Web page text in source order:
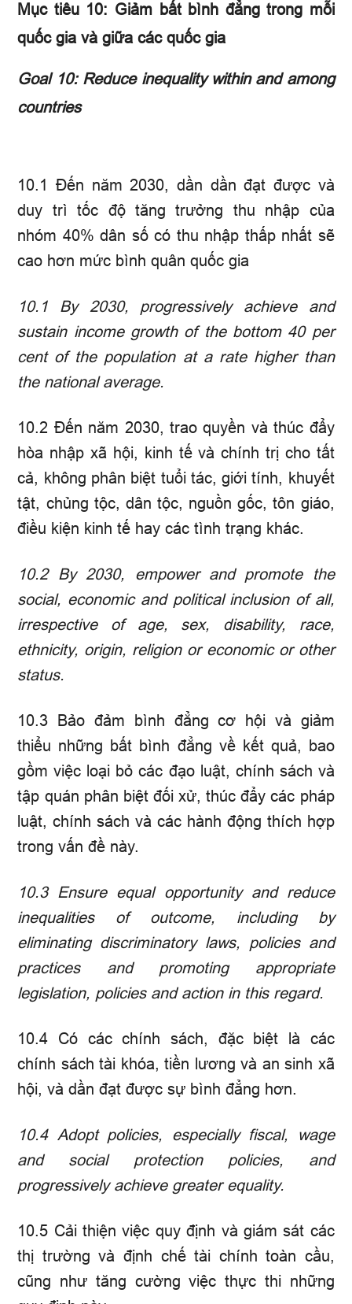
Mục tiêu 10: Giảm bất bình đẳng trong mỗi
quốc gia và giữa các quốc gia
Goal 10: Reduce inequality within and among
countries
10.1 Đến năm 2030, dần dần đạt được và
duy trì tốc độ tăng trưởng thu nhập của
nhóm 40% dân số có thu nhập thấp nhất sẽ
cao hơn mức bình quân quốc gia
10.1
By 2030, progressively achieve and
sustain income growth of the bottom 40 per
cent of the population at a rate higher than
the national average.
10.2 Đến năm 2030, trao quyền và thúc đẩy
hòa nhập xã hội, kinh tế và chính trị cho tất
cả, không phân biệt tuổi tác, giới tính, khuyết
tật, chủng tộc, dân tộc, nguồn gốc, tôn giáo,
điều kiện kinh tế hay các tình trạng khác.
10.2
By 2030, empower and promote the
social, economic and political inclusion of all,
irrespective of age, sex, disability, race,
ethnicity, origin, religion or economic or other
status.
10.3 Bảo đảm bình đẳng cơ hội và giảm
thiểu những bất bình đẳng về kết quả, bao
gồm việc loại bỏ các đạo luật, chính sách và
tập quán phân biệt đối xử, thúc đẩy các pháp
luật, chính sách và các hành động thích hợp
trong vấn đề này.
10.3
Ensure equal opportunity and reduce
inequalities of outcome, including by
eliminating discriminatory laws, policies and
practices and promoting appropriate
legislation, policies and action in this regard.
10.4 Có các chính sách, đặc biệt là các
chính sách tài khóa, tiền lương và an sinh xã
hội, và dần đạt được sự bình đẳng hơn.
10.4 Adopt policies, especially fiscal, wage
and social protection policies, and
progressively achieve greater equality.
10.5 Cải thiện việc quy định và giám sát các
thị trường và định chế tài chính toàn cầu,
cũng như tăng cường việc thực thi những